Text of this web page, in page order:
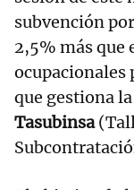
subvención
2,5% más que
ocupacionales
que gestiona
Tasubinsa